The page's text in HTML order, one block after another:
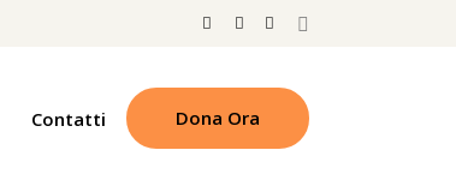
Contatti Dona Ora